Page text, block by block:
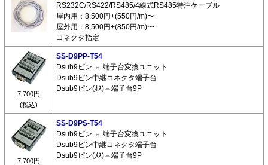
RS232C/RS422/RS485/4線式RS485特注ケーブル
屋内用：8,500円+(550円/m)〜
屋外用：8,500円+(850円/m)〜
コネクタ指定
7,700円
(税込)
SS-D9PP-T54
Dsub9ピン ⇔ 端子台変換ユニット
Dsub9ピン中継コネクタ端子台
Dsub9ピン(ｵｽ)⇔端子台9P
7,700円
SS-D9PS-T54
Dsub9ピン ⇔ 端子台変換ユニット
Dsub9ピン中継コネクタ端子台
Dsub9ピン(ﾒｽ)⇔端子台9P